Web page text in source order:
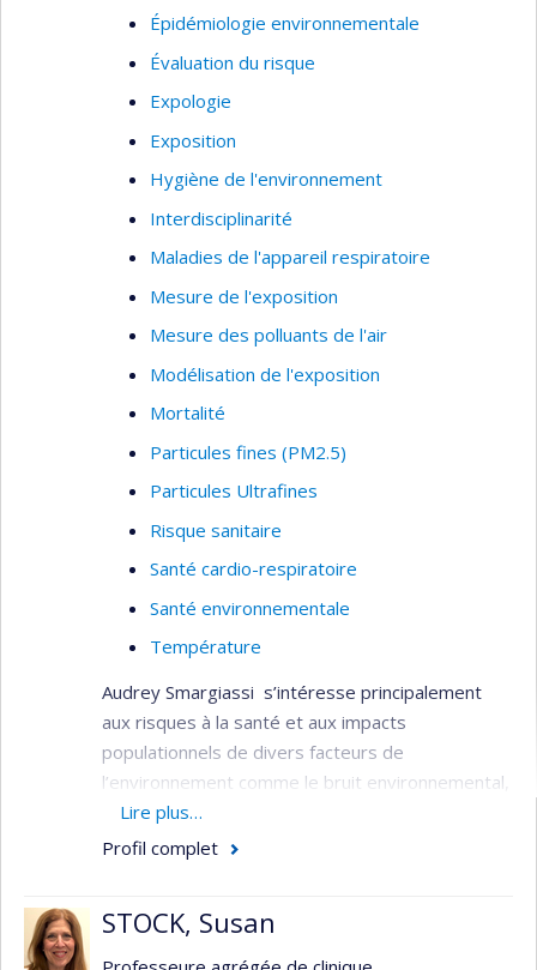
Épidémiologie environnementale
Évaluation du risque
Expologie
Exposition
Hygiène de l'environnement
Interdisciplinarité
Maladies de l'appareil respiratoire
Mesure de l'exposition
Mesure des polluants de l'air
Modélisation de l'exposition
Mortalité
Particules fines (PM2.5)
Particules Ultrafines
Risque sanitaire
Santé cardio-respiratoire
Santé environnementale
Température
Audrey Smargiassi s’intéresse principalement
aux risques à la santé et aux impacts
populationnels de divers facteurs de
l’environnement comme le bruit environnemental,
les polluants de l’air ambiant et les changements
climatiques.
approches pour estimer l'exposition de grandes
Lire plus…
Profil complet
STOCK, Susan